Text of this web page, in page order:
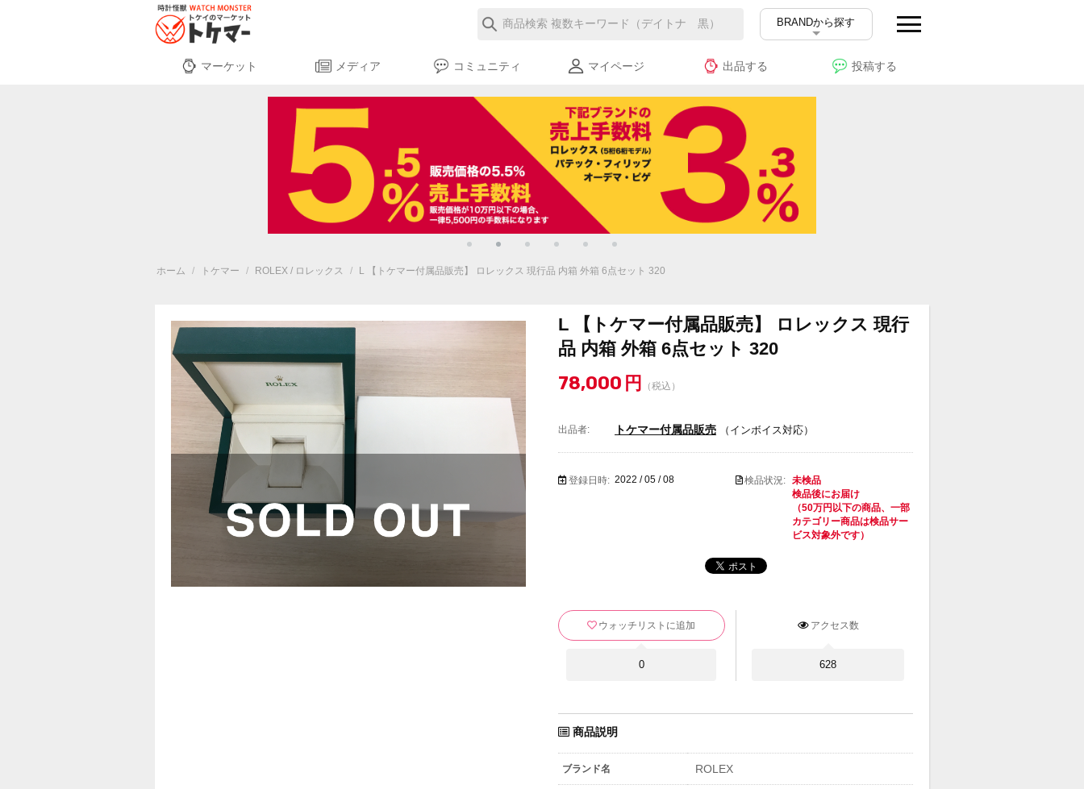
BRANDから探す
マーケット メディア コミュニティ マイページ 出品する 投稿する
ホーム / トケマー / ROLEX / ロレックス / L 【トケマー付属品販売】 ロレックス 現行品 内箱 外箱 6点セット 320
L 【トケマー付属品販売】 ロレックス 現行
品 内箱 外箱 6点セット 320
78,000 円 （税込）
出品者: トケマー付属品販売 （インボイス対応）
登録日時: 2022 / 05 / 08 検品状況: 未検品
検品後にお届け
（50万円以下の商品、一部
カテゴリー商品は検品サー
ビス対象外です）
アクセス数
628
ウォッチリストに追加
0
商品説明
ブランド名 ROLEX